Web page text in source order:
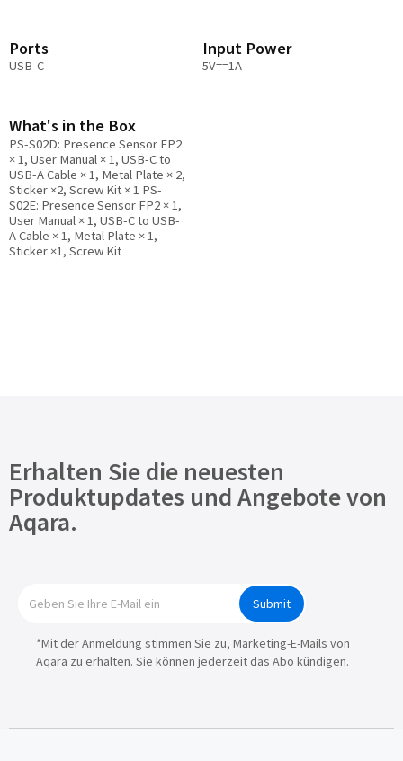
Ports
USB-C
Input Power
5V==1A
What's in the Box
PS-S02D: Presence Sensor FP2
× 1, User Manual × 1, USB-C to
USB-A Cable × 1, Metal Plate × 2,
Sticker ×2, Screw Kit × 1 PS-
S02E: Presence Sensor FP2 × 1,
User Manual × 1, USB-C to USB-
A Cable × 1, Metal Plate × 1,
Sticker ×1, Screw Kit
Erhalten Sie die neuesten
Produktupdates und Angebote von
Aqara.
Submit
*Mit der Anmeldung stimmen Sie zu, Marketing-E-Mails von
Aqara zu erhalten. Sie können jederzeit das Abo kündigen.